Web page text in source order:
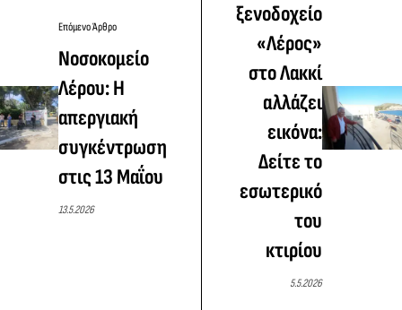
Επόμενο Άρθρο
Νοσοκομείο
Λέρου: H
απεργιακή
συγκέντρωση
στις 13 Μαΐου
13.5.2026
ξενοδοχείο
«Λέρος»
στο Λακκί
αλλάζει
εικόνα:
Δείτε το
εσωτερικό
του
κτιρίου
5.5.2026